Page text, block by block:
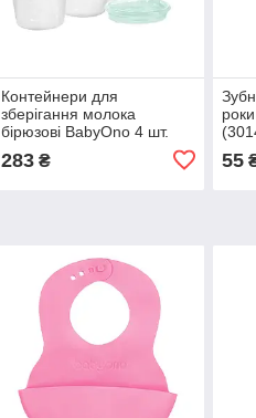
Контейнери для
зберігання молока
бірюзові BabyOno 4 шт.
283₴ 55